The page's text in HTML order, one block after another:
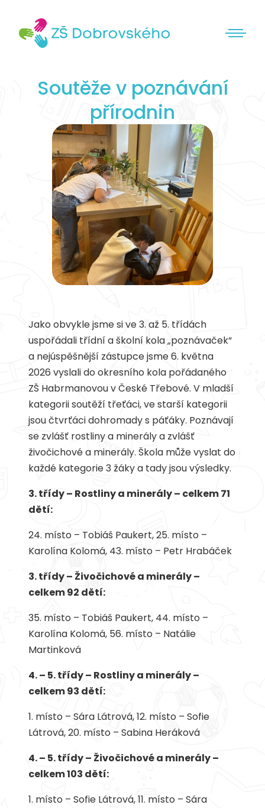
Soutěže v poznávání
přírodnin
Jako obvykle jsme si ve 3. až 5. třídách
uspořádali třídní a školní kola „poznávaček“
a nejúspěšnější zástupce jsme 6. května
2026 vyslali do okresního kola pořádaného
ZŠ Habrmanovou v České Třebové. V mladší
kategorii soutěží třeťáci, ve starší kategorii
jsou čtvrťáci dohromady s páťáky. Poznávají
se zvlášť rostliny a minerály a zvlášť
živočichové a minerály. Škola může vyslat do
každé kategorie 3 žáky a tady jsou výsledky.
3. třídy – Rostliny a minerály – celkem 71
dětí:
24. místo – Tobiáš Paukert, 25. místo –
Karolína Kolomá, 43. místo – Petr Hrabáček
3. třídy – Živočichové a minerály –
celkem 92 dětí:
35. místo – Tobiáš Paukert, 44. místo –
Karolína Kolomá, 56. místo – Natálie
Martinková
4. – 5. třídy – Rostliny a minerály –
celkem 93 dětí:
1. místo – Sára Látrová, 12. místo – Sofie
Látrová, 20. místo – Sabina Heráková
4. – 5. třídy – Živočichové a minerály –
celkem 103 dětí:
1. místo – Sofie Látrová, 11. místo – Sára